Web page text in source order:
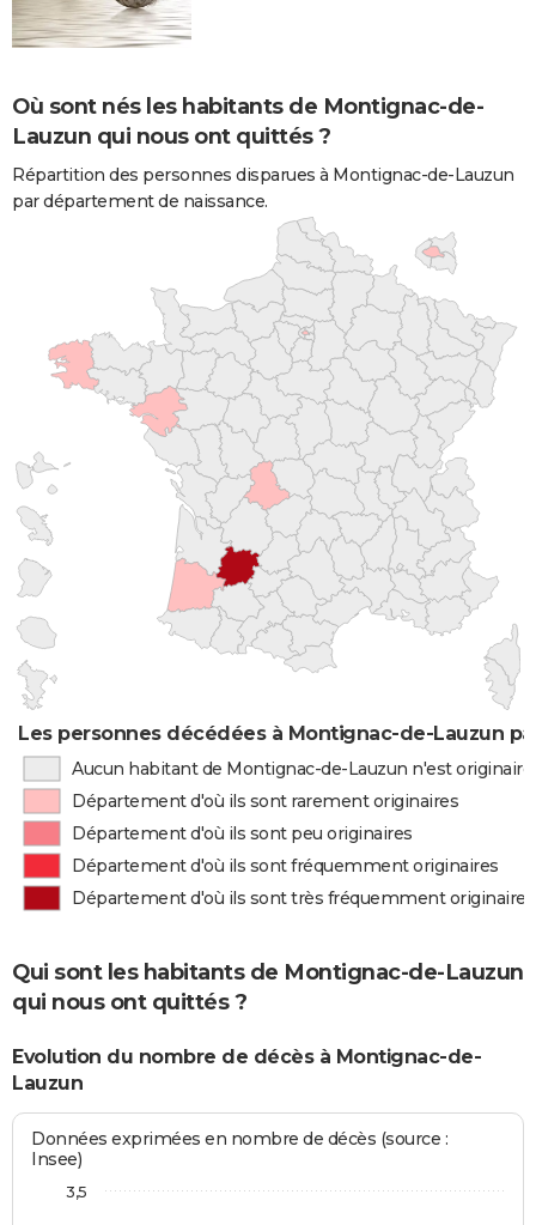
Où sont nés les habitants de Montignac-de-
Lauzun qui nous ont quittés ?
Répartition des personnes disparues à Montignac-de-Lauzun
par département de naissance.
Les personnes décédées à Montignac-de-Lauzun
Aucun habitant de Montignac-de-Lauzun n'est
Département d'où ils sont rarement originaires
Département d'où ils sont peu originaires
Département d'où ils sont fréquemment originaires
Département d'où ils sont très fréquemment originaires
Qui sont les habitants de Montignac-de-Lauzun
qui nous ont quittés ?
Evolution du nombre de décès à Montignac-de-
Lauzun
Données exprimées en nombre de décès (source :
Insee)
3,5